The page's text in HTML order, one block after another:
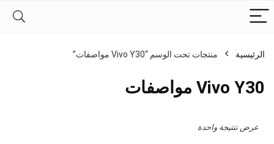
الرئيسية منتجات تحت الوسم “Vivo Y30 مواصفات”
Vivo Y30 مواصفات
عرض نتتيجة واحدة